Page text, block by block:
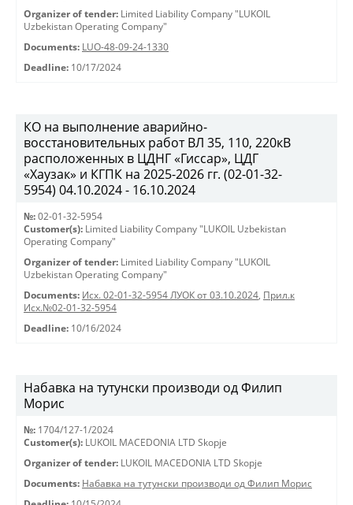
Organizer of tender: Limited Liability Company "LUKOIL
Uzbekistan Operating Company"
Documents: LUO-48-09-24-1330
Deadline: 10/17/2024
КО на выполнение аварийно-
восстановительных работ ВЛ 35, 110, 220кВ
расположенных в ЦДНГ «Гиссар», ЦДГ
«Хаузак» и КГПК на 2025-2026 гг. (02-01-32-
5954) 04.10.2024 - 16.10.2024
№: 02-01-32-5954
Customer(s): Limited Liability Company "LUKOIL Uzbekistan
Operating Company"
Organizer of tender: Limited Liability Company "LUKOIL
Uzbekistan Operating Company"
Documents: Исх. 02-01-32-5954 ЛУОК от 03.10.2024, Прил.к
Исх.№02-01-32-5954
Deadline: 10/16/2024
Набавка на тутунски производи од Филип
Морис
№: 1704/127-1/2024
Customer(s): LUKOIL MACEDONIA LTD Skopje
Organizer of tender: LUKOIL MACEDONIA LTD Skopje
Documents: Набавка на тутунски производи од Филип Морис